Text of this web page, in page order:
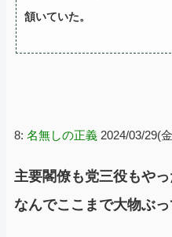
頷いていた。
8: 名無しの正義 2024/03/29(
主要閣僚も党三役もや
なんでここまで大物ぶ